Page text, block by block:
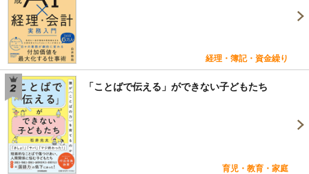
経理・簿記・資金繰り
「ことばで伝える」ができない子どもたち
育児・教育・家庭